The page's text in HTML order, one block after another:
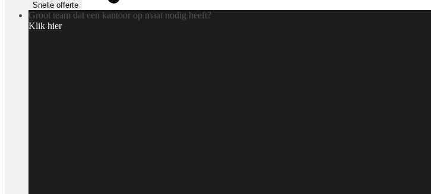
Snelle offerte
Groot team dat een kantoor op maat nodig heeft?
Klik hier